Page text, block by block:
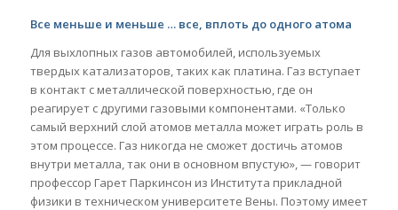
Все меньше и меньше … все, вплоть до одного атома
Для выхлопных газов автомобилей, используемых
твердых катализаторов, таких как платина. Газ вступает
в контакт с металлической поверхностью, где он
реагирует с другими газовыми компонентами. «Только
самый верхний слой атомов металла может играть роль в
этом процессе. Газ никогда не сможет достичь атомов
внутри металла, так они в основном впустую», — говорит
профессор Гарет Паркинсон из Института прикладной
физики в техническом университете Вены. Поэтому имеет